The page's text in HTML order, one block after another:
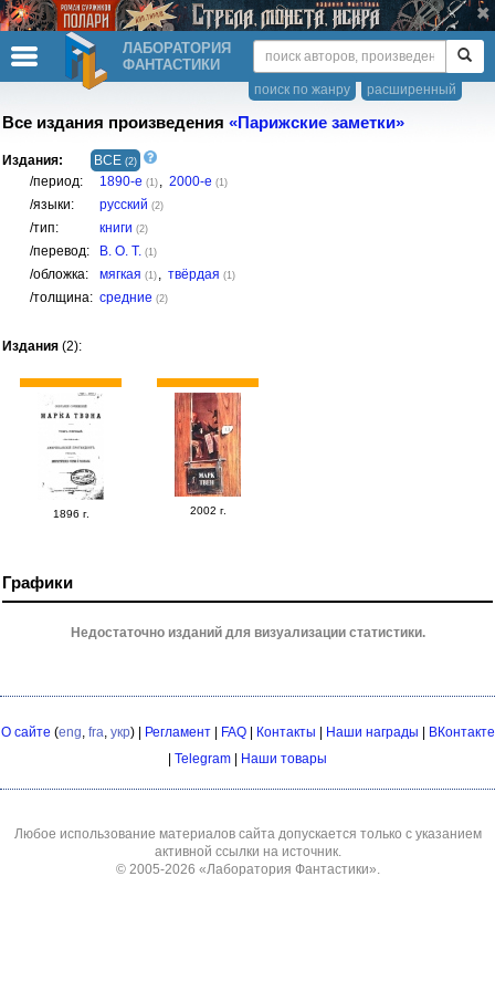
ЛАБОРАТОРИЯ
ФАНТАСТИКИ
расширенный
поиск по жанру
Все издания произведения «Парижские заметки»
Издания: ВСЕ (2)
/период: 1890-е (1) , 2000-е (1)
/языки: русский (2)
/тип: книги (2)
/перевод: В. О. Т. (1)
/обложка: мягкая (1) , твёрдая (1)
/толщина: средние (2)
Издания (2):
1896 г. 2002 г.
Графики
Недостаточно изданий для визуализации статистики.
О сайте (eng, fra, укр) | Регламент| FAQ| Контакты Наши награды
ВКонтакте
Telegram Наши товары
Любое использование материалов сайта допускается только с указанием
активной ссылки на источник.
© 2005-2026 «Лаборатория Фантастики».